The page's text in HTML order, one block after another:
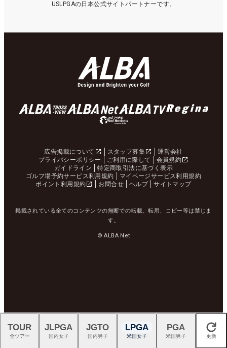
USLPGAの日本公式サイトパートナーです。
広告掲載について スタッフ募集
運営会社
プライバシーポリシー
ご利用に際して
会員規約
ガイドライン
特定商取引法に基づく表示
ゴルフ場予約サービス利用規約
マイページサービス利用規約
ポイント利用規約
お問合せ ヘルプ サイトマップ
掲載されている全てのコンテンツの無断での転載、転用、コピー等は禁じま
す。
© ALBA Net
閉じる
TOUR
全ツアー
JLPGA
国内女子
JGTO
国内男子
LPGA
米国女子
PGA
米国男子 更新